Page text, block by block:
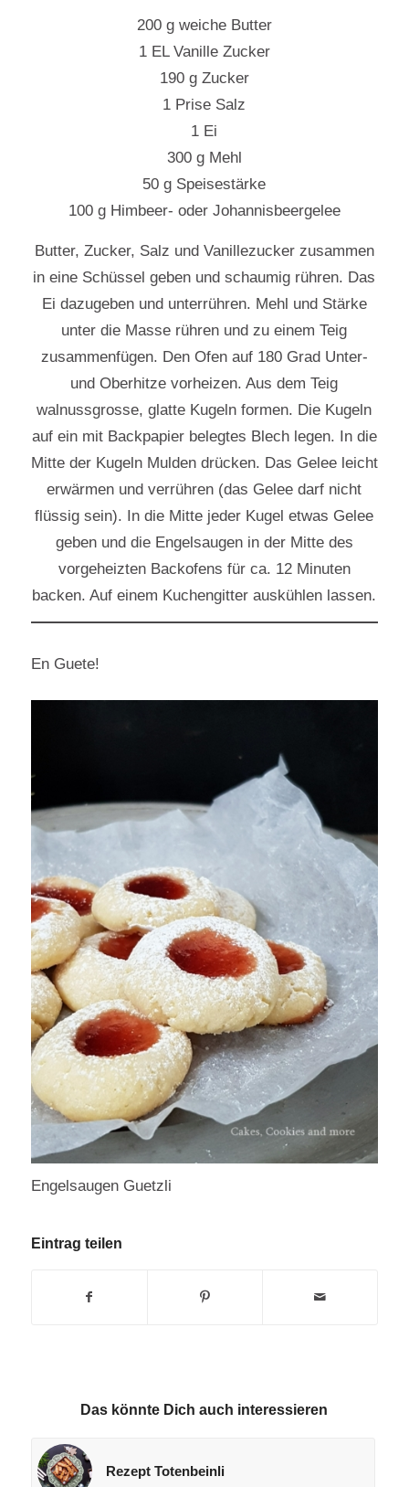
200 g weiche Butter
1 EL Vanille Zucker
190 g Zucker
1 Prise Salz
1 Ei
300 g Mehl
50 g Speisestärke
100 g Himbeer- oder Johannisbeergelee
Butter, Zucker, Salz und Vanillezucker zusammen
in eine Schüssel geben und schaumig rühren. Das
Ei dazugeben und unterrühren. Mehl und Stärke
unter die Masse rühren und zu einem Teig
zusammenfügen. Den Ofen auf 180 Grad Unter-
und Oberhitze vorheizen. Aus dem Teig
walnussgrosse, glatte Kugeln formen. Die Kugeln
auf ein mit Backpapier belegtes Blech legen. In die
Mitte der Kugeln Mulden drücken. Das Gelee leicht
erwärmen und verrühren (das Gelee darf nicht
flüssig sein). In die Mitte jeder Kugel etwas Gelee
geben und die Engelsaugen in der Mitte des
vorgeheizten Backofens für ca. 12 Minuten
backen. Auf einem Kuchengitter auskühlen lassen.
En Guete!
Engelsaugen Guetzli
Eintrag teilen
Das könnte Dich auch interessieren
Rezept Totenbeinli